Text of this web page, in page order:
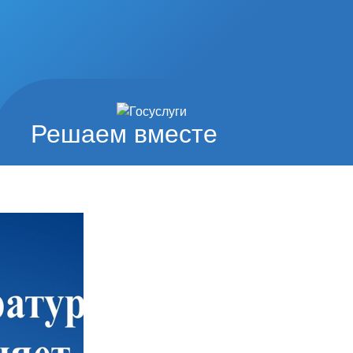
Решаем вместе